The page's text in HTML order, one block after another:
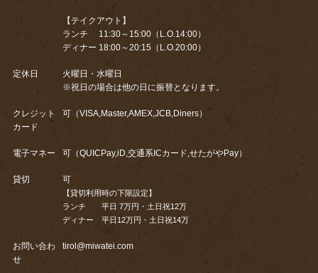
【テイクアウト】
ランチ 11:30～15:00（L.O.14:00）
ディナー 18:00～20:15（L.O.20:00）
定休日
火曜日・水曜日
※祝日の場合は他の日に振替となります。
クレジット
カード
可（VISA,Master,AMEX,JCB,Diners）
電子マネー 可（QUICPay,iD,交通系ICカード,せたがやPay）
貸切 可
【貸切利用時の下限設定】
ランチ 平日 7万円・土日祝12万
ディナー 平日12万円・土日祝14万
お問い合わ
せ
tirol@miwatei.com